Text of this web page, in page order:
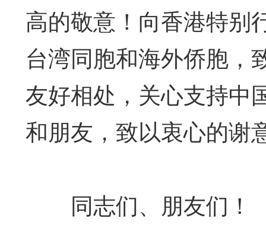
高的敬意！向香港特别
台湾同胞和海外侨胞，
友好相处，关心支持中
和朋友，致以衷心的谢
同志们、朋友们！